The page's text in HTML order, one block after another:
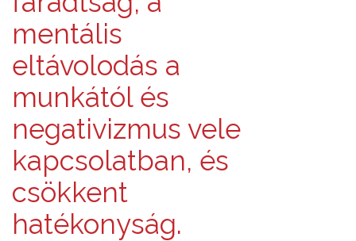
mentális
eltávolodás a
munkától és
negativizmus vele
kapcsolatban, és
csökkent
hatékonyság.